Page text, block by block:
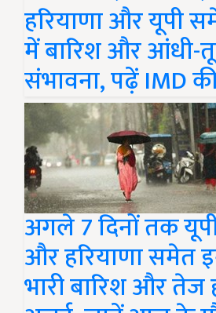
हरियाणा और यूपी
में बारिश और आंधी-
संभावना, पढ़ें IMD की
अगले 7 दिनों तक
और हरियाणा समेत
भारी बारिश और